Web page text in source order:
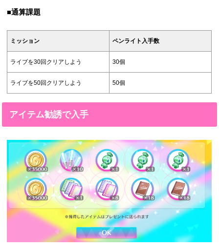
■通算課題
ミッション ペンライト入手数
ライブを30回クリアしよう 30個
ライブを50回クリアしよう 50個
アイテム勧誘で入手